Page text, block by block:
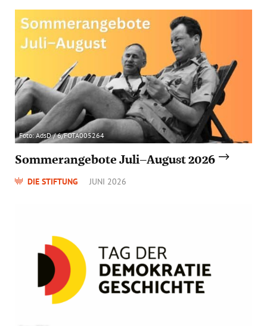
Foto: AdsD / 6/FOTA005264
Sommerangebote Juli–August 2026
DIE STIFTUNG JUNI 2026